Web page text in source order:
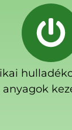
anyagok